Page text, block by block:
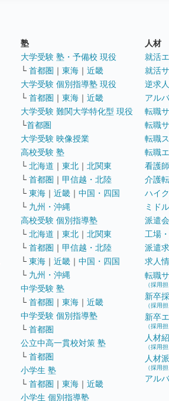
塾
大学受験 塾・予備校 現役
└ 首都圏 ｜ 東海 ｜ 近畿
大学受験 個別指導塾 現役
└ 首都圏 ｜ 東海 ｜ 近畿
大学受験 難関大学特化型 現役
└首都圏
大学受験 映像授業
高校受験 塾
└ 北海道 ｜ 東北 ｜ 北関東
└ 首都圏 ｜ 甲信越・北陸
└ 東海 ｜ 近畿 ｜ 中国・四国
└ 九州・沖縄
高校受験 個別指導塾
└ 北海道 ｜ 東北 ｜ 北関東
└ 首都圏 ｜ 甲信越・北陸
└ 東海 ｜ 近畿 ｜ 中国・四国
└ 九州・沖縄
中学受験 塾
└ 首都圏 ｜ 東海 ｜ 近畿
中学受験 個別指導塾
└ 首都圏
公立中高一貫校対策 塾
└ 首都圏
小学生 塾
└ 首都圏 ｜ 東海 ｜ 近畿
小学生 個別指導塾
人材
就活
就活
逆求
アル
転職
転職
転職
転職
看護
介護
ハイ
ミド
派遣
工場
派遣
求人
転職
（採用
新卒
（採用
新卒
（採用
人材
（採用
人材
（採用
アル